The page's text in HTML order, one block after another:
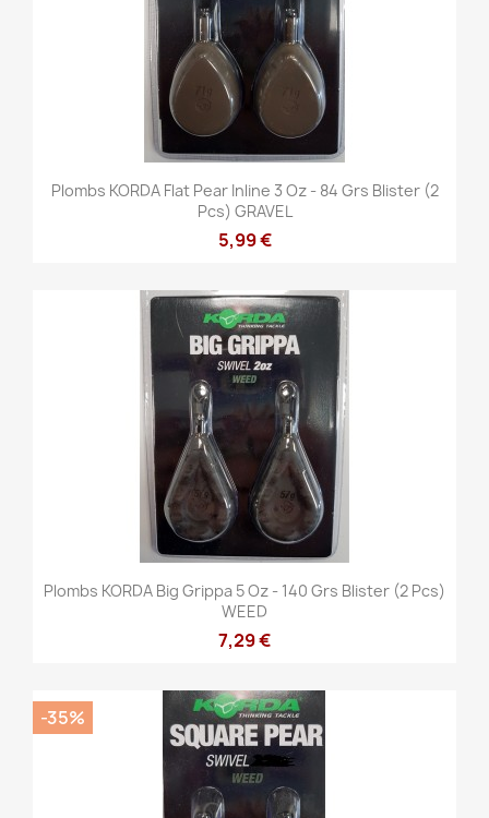
Plombs KORDA Flat Pear Inline 3 Oz - 84 Grs Blister (2
Pcs) GRAVEL
5,99 €
Plombs KORDA Big Grippa 5 Oz - 140 Grs Blister (2 Pcs)
WEED
7,29 €
-35%